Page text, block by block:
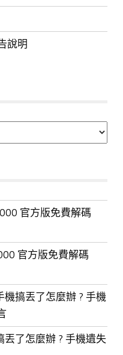
說明
官方版免費解碼
官方版免費解碼
機搞丟了怎麼辦 ? 手機
丟了怎麼辦 ? 手機遺失